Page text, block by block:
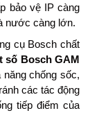
bảo vệ IP càng
nước càng lớn.
cụ Bosch chất
số Bosch GAM
chống sốc,
các tác động
tiếp điểm của